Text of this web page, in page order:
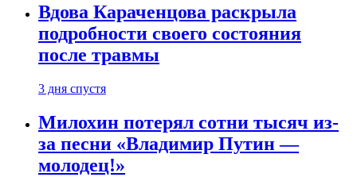
Вдова Караченцова раскрыла
подробности своего состояния
после травмы
3 дня спустя
Милохин потерял сотни тысяч из-
за песни «Владимир Путин —
молодец!»